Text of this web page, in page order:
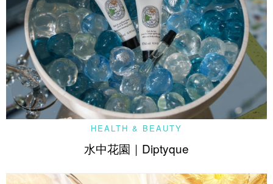
HEALTH & BEAUTY
水中花園｜Diptyque